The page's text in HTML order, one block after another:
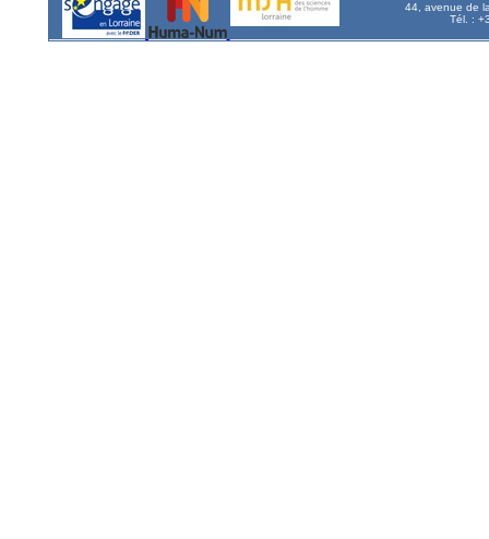
44, avenue de
Tél. :